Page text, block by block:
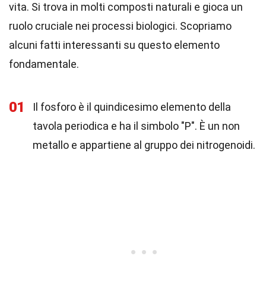
vita. Si trova in molti composti naturali e gioca un
ruolo cruciale nei processi biologici. Scopriamo
alcuni fatti interessanti su questo elemento
fondamentale.
01
Il fosforo è il quindicesimo elemento della
tavola periodica e ha il simbolo "P". È un non
metallo e appartiene al gruppo dei nitrogenoidi.